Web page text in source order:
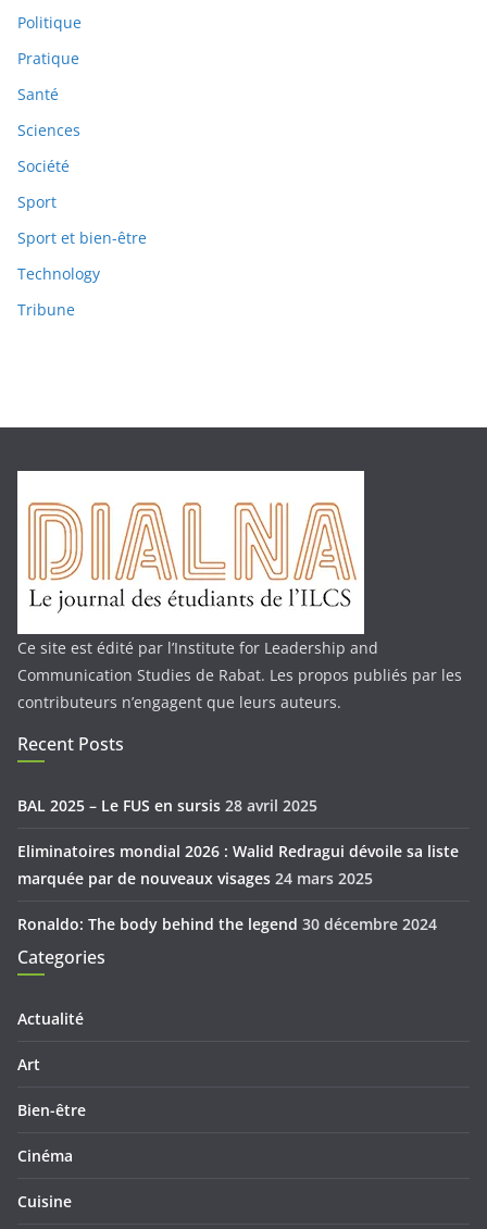
Politique
Pratique
Santé
Sciences
Société
Sport
Sport et bien-être
Technology
Tribune
Ce site est édité par l’Institute for Leadership and
Communication Studies de Rabat. Les propos publiés par les
contributeurs n’engagent que leurs auteurs.
Recent Posts
BAL 2025 – Le FUS en sursis 28 avril 2025
Eliminatoires mondial 2026 : Walid Redragui dévoile sa liste
marquée par de nouveaux visages 24 mars 2025
Ronaldo: The body behind the legend 30 décembre 2024
Categories
Actualité
Art
Bien-être
Cinéma
Cuisine